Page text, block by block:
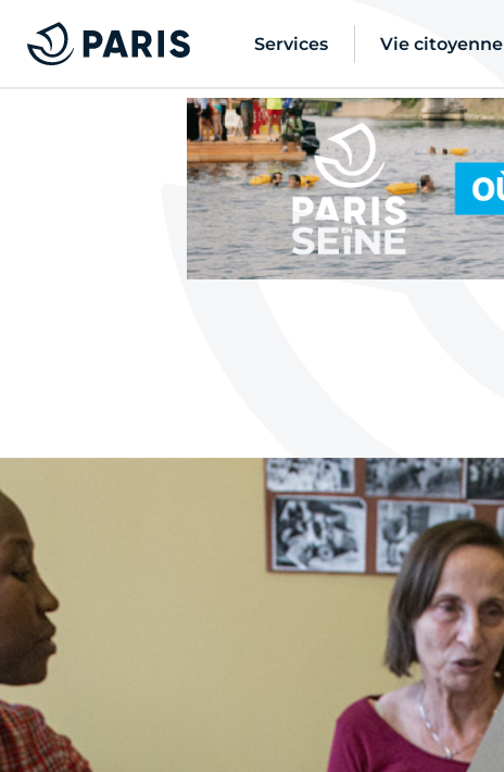
Services Vie citoyenne